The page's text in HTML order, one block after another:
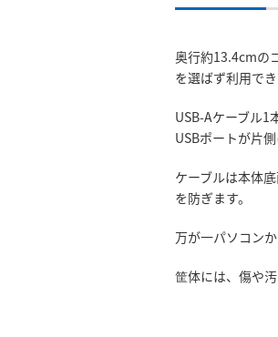
奥行約13.4cmの
を選ばず利用でき
USB-Aケーブル1
USBポートが片
ケーブルは本体
を防ぎます。
万が一パソコン
筐体には、傷や